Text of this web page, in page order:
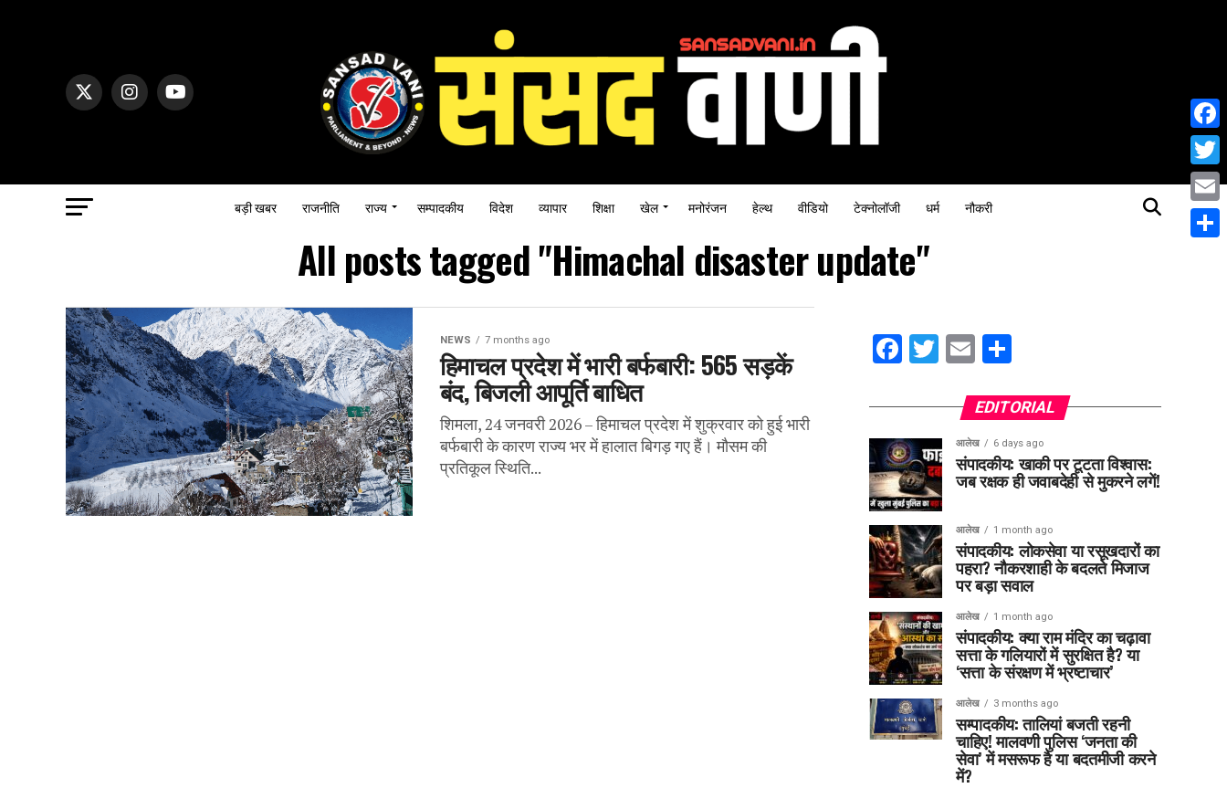
बड़ी खबर राजनीति राज्य सम्पादकीय विदेश व्यापार शिक्षा खेल मनोरंजन हेल्थ वीडियो टेक्नोलॉजी धर्म नौकरी
All posts tagged "Himachal disaster update"
NEWS 7 months ago
हिमाचल प्रदेश में भारी बर्फबारी: 565 सड़कें
बंद, बिजली आपूर्ति बाधित
शिमला, 24 जनवरी 2026 – हिमाचल प्रदेश में शुक्रवार को हुई भारी
बर्फबारी के कारण राज्य भर में हालात बिगड़ गए हैं। मौसम की
प्रतिकूल स्थिति...
Facebook
Twitter
Email
EDITORIAL
आलेख 6 days ago
संपादकीय: खाकी पर टूटता विश्वास:
जब रक्षक ही जवाबदेही से मुकरने लगें!
आलेख 1 month ago
संपादकीय: लोकसेवा या रसूखदारों का
पहरा? नौकरशाही के बदलते मिजाज
पर बड़ा सवाल
आलेख 1 month ago
संपादकीय: क्या राम मंदिर का चढ़ावा
सत्ता के गलियारों में सुरक्षित है? या
‘सत्ता के संरक्षण में भ्रष्टाचार’
आलेख 3 months ago
सम्पादकीय: तालियां बजती रहनी
चाहिए! मालवणी पुलिस ‘जनता की
सेवा’ में मसरूफ है या बदतमीजी करने
में?
Email